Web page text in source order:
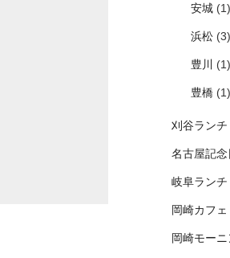
安城(1)
浜松(3)
豊川 (1)
豊橋(1)
刈谷ランチ
名古屋記
岐阜ランチ
岡崎カフェ
岡崎モー